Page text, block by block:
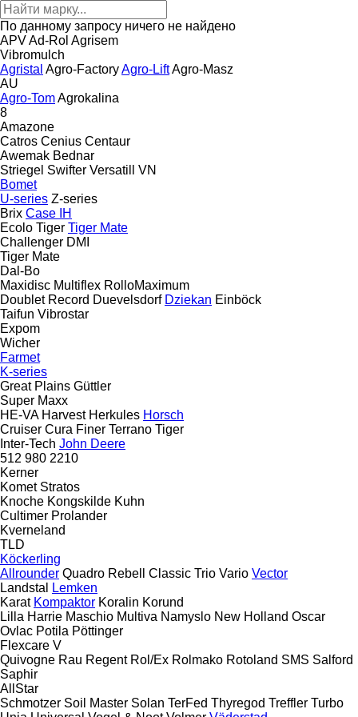
По данному запросу ничего не найдено
APVAd-Rol Agrisem
Vibromulch
Agristal Agro-FactoryAgro-LiftAgro-Masz
AU
Agro-TomAgrokalina
8
Amazone
Catros Cenius Centaur
Awemak Bednar
Striegel Swifter Versatill VN
Bomet
U-series Z-series
Brix Case IH
Ecolo Tiger Tiger Mate
Challenger DMI
Tiger Mate
Dal-Bo
Maxidisc Multiflex RolloMaximum
Doublet Record Duevelsdorf Dziekan Einböck
Taifun Vibrostar
Expom
Wicher
Farmet
K-series
Great Plains Güttler
Super Maxx
HE-VA Harvest Herkules Horsch
Cruiser Cura Finer Terrano Tiger
Inter-Tech John Deere
512 980 2210
Kerner
Komet Stratos
Knoche Kongskilde Kuhn
Cultimer Prolander
Kverneland
TLD
Köckerling
Allrounder Quadro Rebell Classic Trio Vario Vector
Landstal
Lemken
Karat Kompaktor Koralin Korund
Lilla Harrie Maschio Multiva Namyslo New Holland Oscar
Ovlac Potila Pöttinger
Flexcare V
Quivogne Rau Regent Rol/Ex Rolmako Rotoland SMS Salford
Saphir
AllStar
Schmotzer Soil Master Solan TerFed Thyregod Treffler Turbo